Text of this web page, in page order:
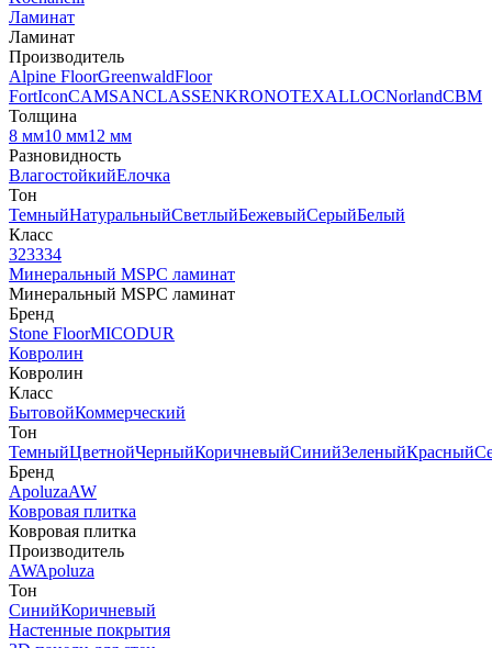
Ламинат
Ламинат
Производитель
Alpine FloorGreenwaldFloor
FortIconCAMSANCLASSENKRONOTEXALLOCNorlandCBM
Толщина
8 мм10 мм12 мм
Разновидность
ВлагостойкийЕлочка
Тон
ТемныйНатуральныйСветлыйБежевыйСерыйБелый
Класс
323334
Минеральный MSPC ламинат
Минеральный MSPC ламинат
Бренд
Stone FloorMICODUR
Ковролин
Ковролин
Класс
БытовойКоммерческий
Тон
ТемныйЦветнойЧерныйКоричневыйСинийЗеленыйКрасный
Бренд
ApoluzaAW
Ковровая плитка
Ковровая плитка
Производитель
AWApoluza
Тон
СинийКоричневый
Настенные покрытия